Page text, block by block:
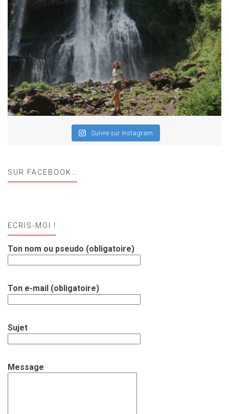
Suivre sur Instagram
SUR FACEBOOK…
ECRIS-MOI !
Ton nom ou pseudo (obligatoire)
Ton e-mail (obligatoire)
Sujet
Message